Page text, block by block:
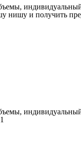
нишу и получить